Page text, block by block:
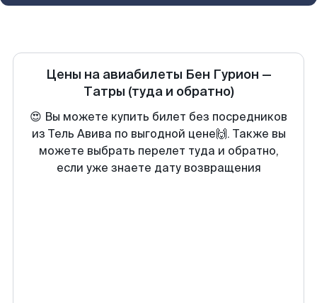
Цены на авиабилеты Бен Гурион —
Татры (туда и обратно)
😍 Вы можете купить билет без посредников
из Тель Авива по выгодной цене🙌. Также вы
можете выбрать перелет туда и обратно,
если уже знаете дату возвращения